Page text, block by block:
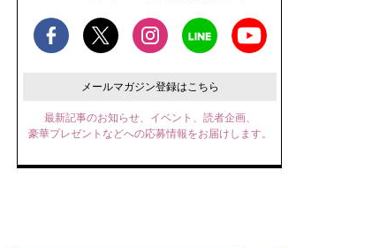
メールマガジン登録はこちら
最新記事のお知らせ、イベント、読者企画、
豪華プレゼントなどへの応募情報をお届けします。